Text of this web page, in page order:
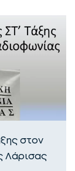
στον
Λάρισας